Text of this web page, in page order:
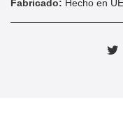
Fabricado: Hecho en